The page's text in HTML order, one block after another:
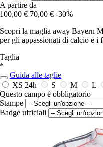
A partire da
100,00 € 70,00 € -30%
Scopri la maglia away Bayern
per gli appassionati di calcio e i
Taglia
*
Guida alle taglie
XS 24h S M L
Questo campo è obbligatorio
Stampe
Badge ufficiali